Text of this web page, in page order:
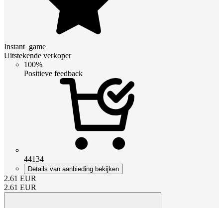
Instant_game
Uitstekende verkoper
100%
Positieve feedback
44134
Details van aanbieding bekijken
2.61 EUR
2.61 EUR